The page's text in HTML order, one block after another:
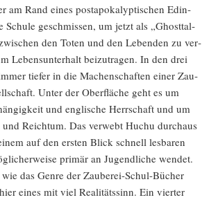
am Rand eines post­apo­ka­lyp­ti­schen Edin­
Schu­le geschmis­sen, um jetzt als „Ghost­tal­
den Toten und den Leben­den zu ver­
Lebens­un­ter­halt bei­zu­tra­gen. In den drei
tie­fer in die Machen­schaf­ten einer Zau­
Unter der Ober­flä­che geht es um
und eng­li­sche Herr­schaft und um
Reich­tum. Das ver­webt Huchu durch­aus
auf den ers­ten Blick schnell les­ba­ren
pri­mär an Jugend­li­che wen­det.
das Gen­re der Zau­be­rei-Schul-Bücher
eines mit viel Rea­li­täts­sinn. Ein vier­ter